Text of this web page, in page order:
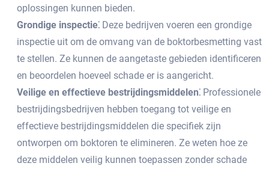
oplossingen kunnen bieden.​
Grondige inspectie⁚ Deze bedrijven voeren een grondige
inspectie uit om de omvang van de boktorbesmetting vast
te stellen.​ Ze kunnen de aangetaste gebieden identificeren
en beoordelen hoeveel schade er is aangericht.​
Veilige en effectieve bestrijdingsmiddelen⁚ Professionele
bestrijdingsbedrijven hebben toegang tot veilige en
effectieve bestrijdingsmiddelen die specifiek zijn
ontworpen om boktoren te elimineren.​ Ze weten hoe ze
deze middelen veilig kunnen toepassen zonder schade